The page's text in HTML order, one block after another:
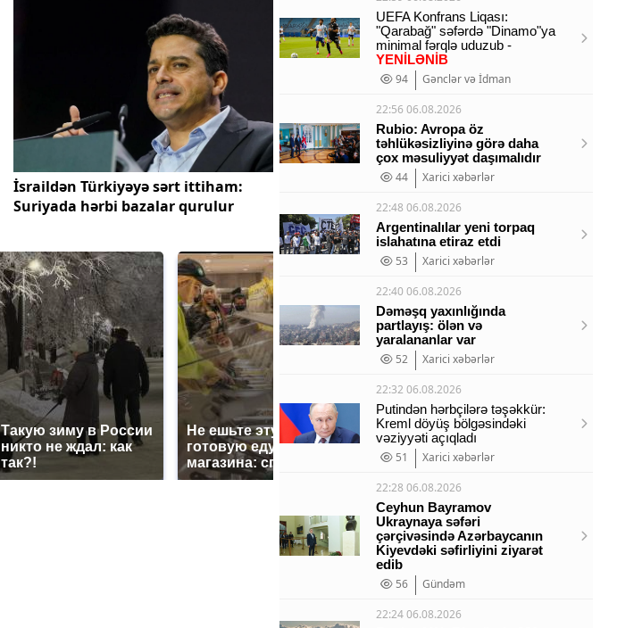
İsraildən Türkiyəyə sərt ittiham:
Suriyada hərbi bazalar qurulur
Такую зиму в России
никто не ждал: как
так?!
Не ешьте эту
готовую еду из
магазина: список
В ОАЭ произошло
жестокое убийство
криптомиллионера
UEFA Konfrans Liqası:
"Qarabağ" səfərdə "Dinamo"ya
minimal fərqlə uduzub -
YENİLƏNİB
94
Gənclər və İdman
22:56 06.08.2026
Rubio: Avropa öz
təhlükəsizliyinə görə daha
çox məsuliyyət daşımalıdır
44
Xarici xəbərlər
22:48 06.08.2026
Argentinalılar yeni torpaq
islahatına etiraz etdi
53
Xarici xəbərlər
22:40 06.08.2026
Dəməşq yaxınlığında
partlayış: ölən və
yaralananlar var
52
Xarici xəbərlər
22:32 06.08.2026
Putindən hərbçilərə təşəkkür:
Kreml döyüş bölgəsindəki
vəziyyəti açıqladı
51
Xarici xəbərlər
22:28 06.08.2026
Ceyhun Bayramov
Ukraynaya səfəri
çərçivəsində Azərbaycanın
Kiyevdəki səfirliyini ziyarət
edib
56
Gündəm
22:24 06.08.2026